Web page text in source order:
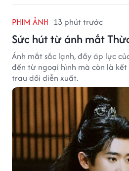
PHIM ẢNH 13 phút trước
Sức hút từ ánh mắt
Ánh mắt sắc lạnh, đầy áp lực
đến từ ngoại hình mà còn là
trau dồi diễn xuất.